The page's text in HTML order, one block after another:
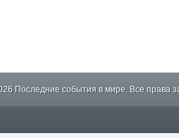
Последние события в мире. Все права